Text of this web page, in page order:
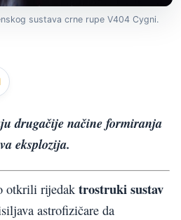
sustava crne rupe V404 Cygni.
drugačije načine formiranja
eksplozija.
otkrili rijedak trostruki sustav
astrofizičare da